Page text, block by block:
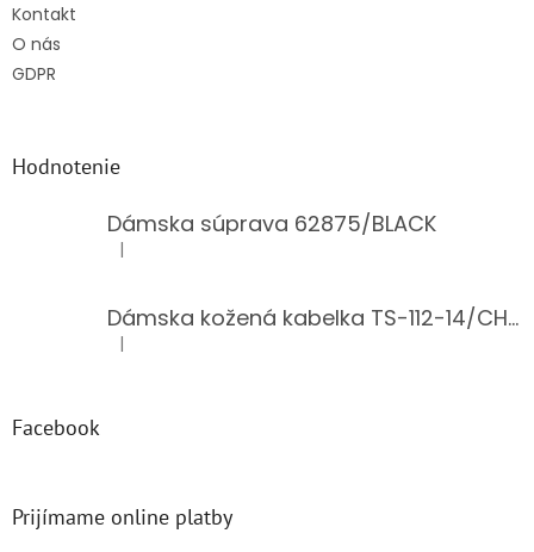
Kontakt
O nás
GDPR
Hodnotenie
Dámska súprava 62875/BLACK
Hodnotenie produktu je 5 z 5 hviezdičiek.
|
Dámska kožená kabelka TS-112-14/CHOCO
Hodnotenie produktu je 5 z 5 hviezdičiek.
|
Facebook
Prijímame online platby